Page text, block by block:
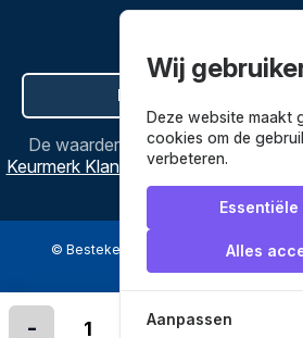
- +
Hier de overeenkomst
De waardering van
Keurmerk Klantbeoordelingen
reviews.
© Bestekenpannen.nl 2026 een
Wij
Deze website maakt
cookies om de
verbeteren.
Alles
Aanpassen